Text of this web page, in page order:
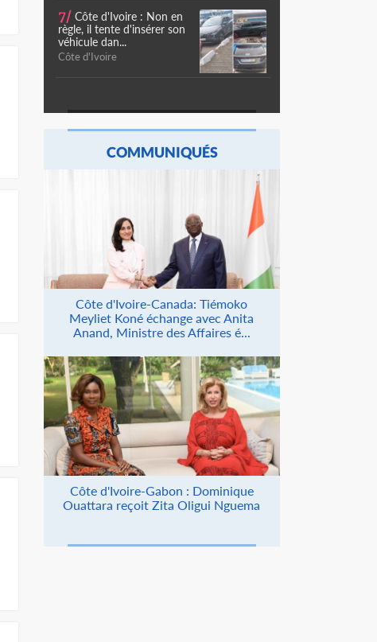
7/ Côte d'Ivoire : Non en
règle, il tente d'insérer son
véhicule dan...
Côte d'Ivoire
COMMUNIQUÉS
Côte d'Ivoire-Canada: Tiémoko
Meyliet Koné échange avec Anita
Anand, Ministre des Affaires é...
Côte d'Ivoire-Gabon : Dominique
Ouattara reçoit Zita Oligui Nguema